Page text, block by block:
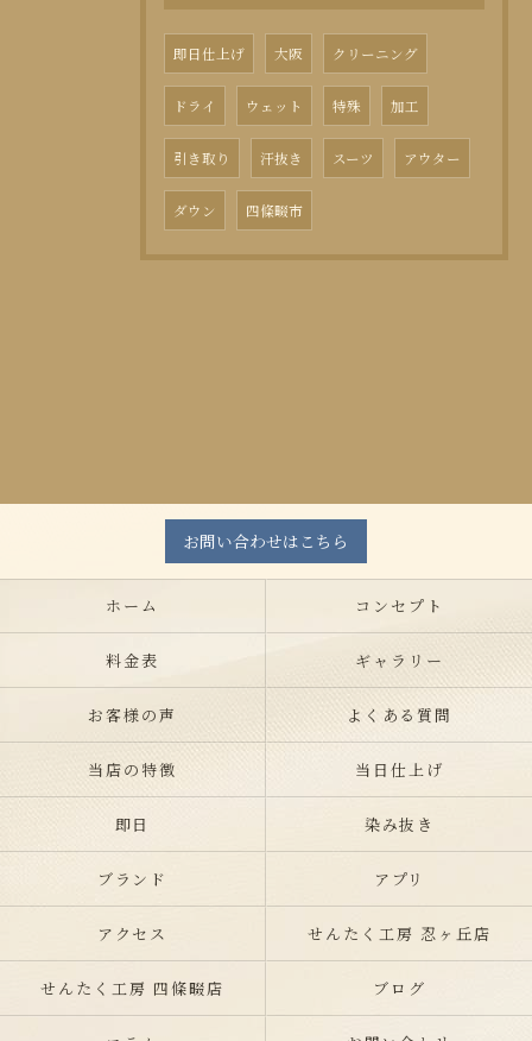
即日仕上げ 大阪 クリーニング
ドライ ウェット 特殊 加工
引き取り 汗抜き スーツ アウター
ダウン 四條畷市
お問い合わせはこちら
ホーム コンセプト
料金表 ギャラリー
お客様の声 よくある質問
当店の特徴 当日仕上げ
即日 染み抜き
ブランド アプリ
アクセス せんたく工房 忍ヶ丘店
せんたく工房 四條畷店 ブログ